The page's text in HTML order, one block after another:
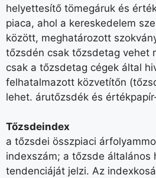
helyettesítő tömegáruk és
piaca, ahol a kereskedelem
között, meghatározott
tőzsdén csak tőzsdetag vehet
csak a tőzsdetag cégek által
felhatalmazott közvetítőn
lehet. árutőzsdék és
Tőzsdeindex
a tőzsdei összpiaci
indexszám; a tőzsde általános
tendenciáját jelzi. Az